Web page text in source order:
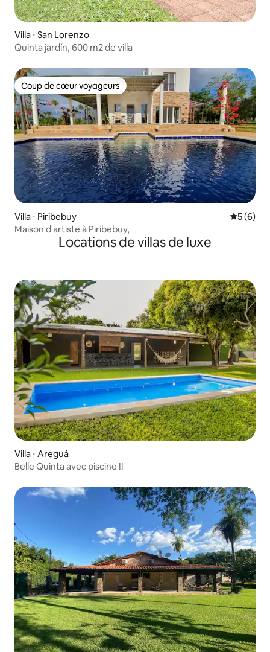
Villa ⋅ San Lorenzo
Quinta jardín, 600 m2 de villa
Coup de cœur voyageurs
Coup de cœur voyageurs
Villa ⋅ Piribebuy
5 (6)
Maison d'artiste à Piribebuy,
Locations de villas de luxe
Villa ⋅ Areguá
Belle Quinta avec piscine !!